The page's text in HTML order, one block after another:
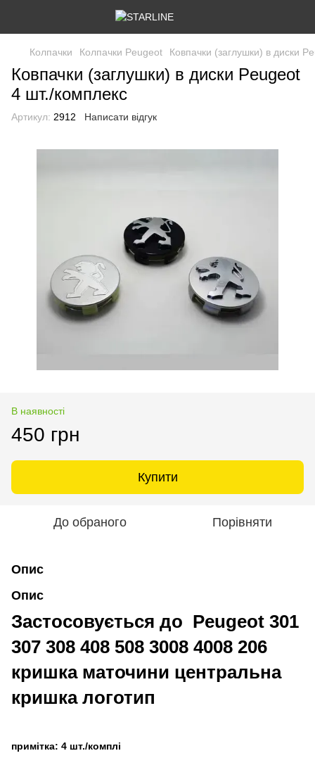
Колпачки Колпачки Peugeot Ковпачки (заглушки) в диски
Ковпачки (заглушки) в диски Peugeot
4 шт./комплекс
Артикул: 2912 Написати відгук
В наявності
450 грн
Купити
До обраного Порівняти
Опис
Опис
Застосовується до Peugeot 301
307 308 408 508 3008 4008 206
кришка маточини центральна
кришка логотип
примітка: 4 шт./комплі